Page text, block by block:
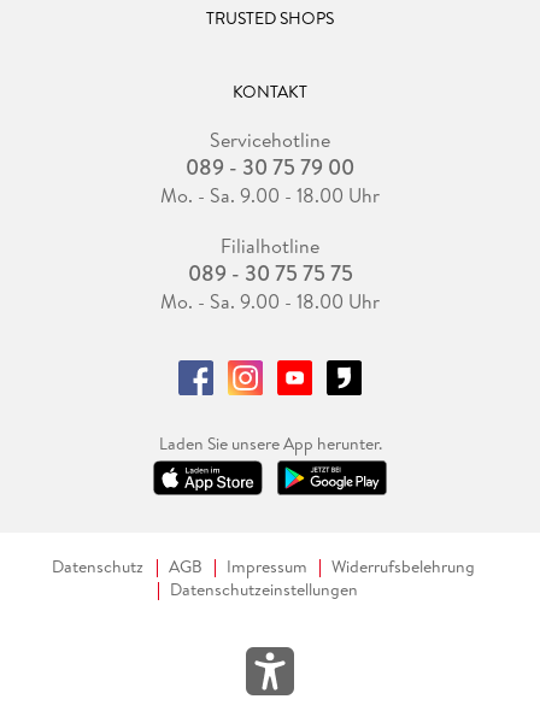
TRUSTED SHOPS
KONTAKT
Servicehotline
089 - 30 75 79 00
Mo. - Sa. 9.00 - 18.00 Uhr
Filialhotline
089 - 30 75 75 75
Mo. - Sa. 9.00 - 18.00 Uhr
Laden Sie unsere App herunter.
Datenschutz AGB Impressum
Widerrufsbelehrung
Datenschutzeinstellungen